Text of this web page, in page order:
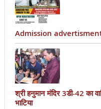
Admission
श्री हनुमान मंदिर 3डी-42 का
भाटिया